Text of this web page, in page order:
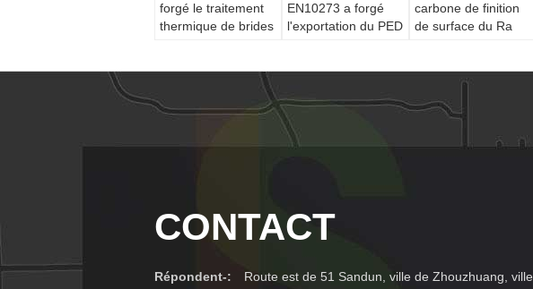
forgé le traitement
thermique de brides
EN10273 a forgé
l'exportation du PED
de certificat de
carbone de finition
de surface du Ra
CONTACT
Répondent-:
Route est de 51 Sandun, ville de Zhouzhuang, ville